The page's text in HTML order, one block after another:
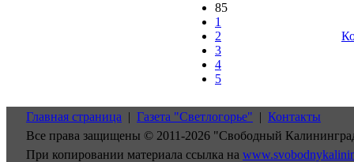
85
1
2
3
4
5
Главная страница | Газета "Светлогорье" | Контакты
Все права защищены © 2011-2026 "Свободный
При копировании материала ссылка на